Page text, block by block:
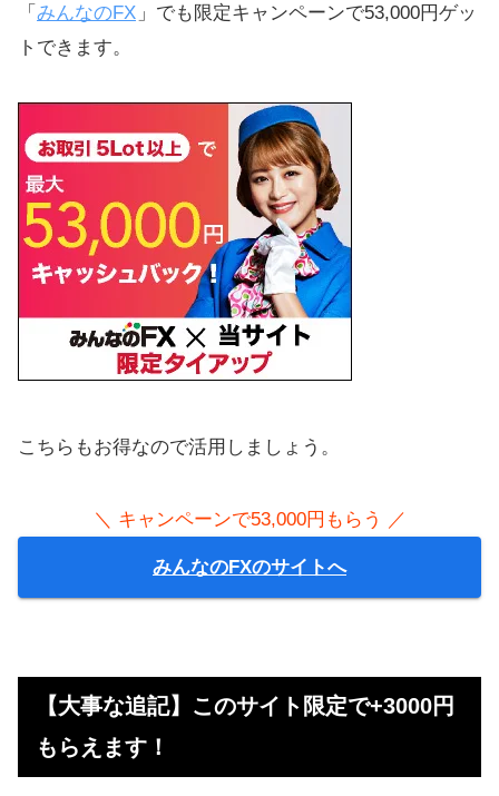
「 みんなのFX 」でも限定キャンペーンで53,000円ゲッ
トできます。
こちらもお得なので活用しましょう。
＼ キャンペーンで53,000円もらう ／
みんなのFXのサイトへ
【大事な追記】このサイト限定で+3000円
もらえます！